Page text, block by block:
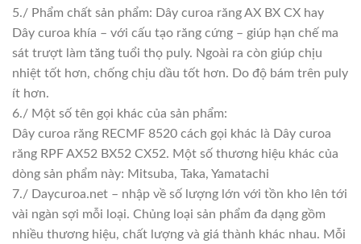
5./ Phẩm chất sản phẩm: Dây curoa răng AX BX CX hay
Dây curoa khía – với cấu tạo răng cứng – giúp hạn chế ma
sát trượt làm tăng tuổi thọ puly. Ngoài ra còn giúp chịu
nhiệt tốt hơn, chống chịu dầu tốt hơn. Do độ bám trên puly
ít hơn.
6./ Một số tên gọi khác của sản phẩm:
Dây curoa răng RECMF 8520 cách gọi khác là Dây curoa
răng RPF AX52 BX52 CX52. Một số thương hiệu khác của
dòng sản phẩm này: Mitsuba, Taka, Yamatachi
7./ Daycuroa.net – nhập về số lượng lớn với tồn kho lên tới
vài ngàn sợi mỗi loại. Chủng loại sản phẩm đa dạng gồm
nhiều thương hiệu, chất lượng và giá thành khác nhau. Mỗi